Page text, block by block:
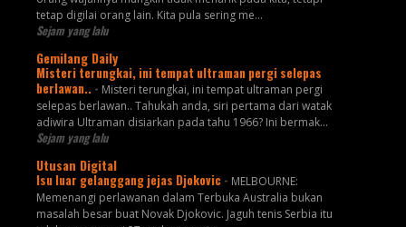
tetap digilai orang lain. Kita pula sering me...
Sejam yang lalu
Gemilang Daily
Misteri terungkai, ini tempat ultraman pergi selepas
berlawan.. - Misteri terungkai, ini tempat ultraman pergi
selepas berlawan.. Tahukah anda, siri pertama dari watak
adiwira Ultraman disiarkan pada tahu 1966? Ini bermak...
Sejam yang lalu
Utusan Digital
Isu luar gelanggang jejas Djokovic - MELBOURNE:
Memenangi perlawanan dalam Terbuka Australia bukan
masalah besar buat ­Novak Djokovic. Jaguh tenis Serbia itu